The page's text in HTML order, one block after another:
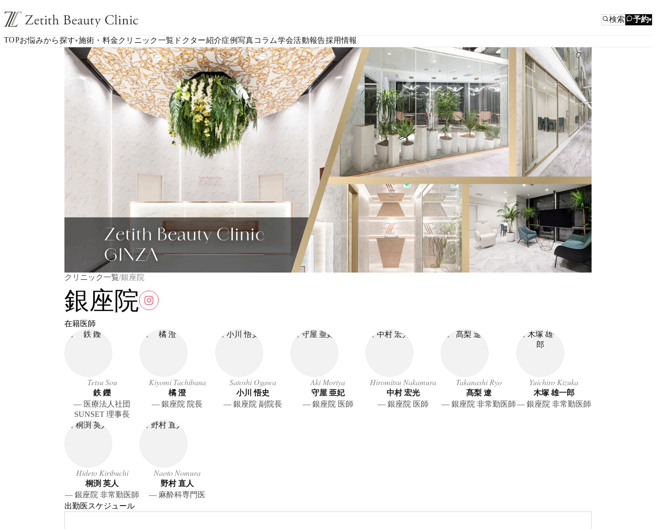
検索 予約▾
TOPお悩みから探す▾施術・料金クリニック一覧 ドクター紹介症例写真コラム学会活動報告採用情報
クリニック一覧/銀座院
銀座院
在籍医師
Tetsu Sou
鉄 鑠
― 医療法人社団
SUNSET 理事長
Kiyomi Tachibana
橘 澄
― 銀座院 院長
Satoshi Ogawa
小川 悟史
― 銀座院 副院長
Aki Moriya
守屋 亜妃
― 銀座院 医師
Hiromitsu Nakamura
中村 宏光
― 銀座院 医師
Takanashi Ryo
髙梨 遼
― 銀座院 非常勤医師
Yuichiro Kizuka
木塚 雄一郎
― 銀座院 非常勤医師
Hideto Kiribuchi
桐渕 英人
― 銀座院 非常勤医師
Naoto Nomura
野村 直人
― 麻酔科専門医
出勤医スケジュール